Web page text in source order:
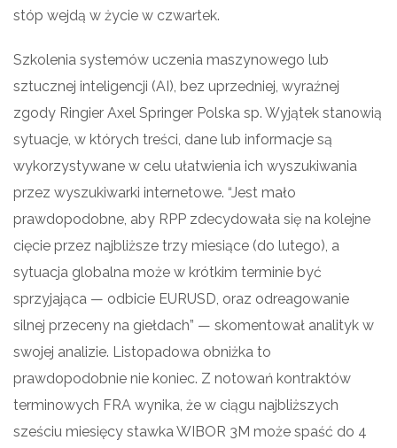
stóp wejdą w życie w czwartek.
Szkolenia systemów uczenia maszynowego lub
sztucznej inteligencji (AI), bez uprzedniej, wyraźnej
zgody Ringier Axel Springer Polska sp. Wyjątek stanowią
sytuacje, w których treści, dane lub informacje są
wykorzystywane w celu ułatwienia ich wyszukiwania
przez wyszukiwarki internetowe. “Jest mało
prawdopodobne, aby RPP zdecydowała się na kolejne
cięcie przez najbliższe trzy miesiące (do lutego), a
sytuacja globalna może w krótkim terminie być
sprzyjająca — odbicie EURUSD, oraz odreagowanie
silnej przeceny na giełdach” — skomentował analityk w
swojej analizie. Listopadowa obniżka to
prawdopodobnie nie koniec. Z notowań kontraktów
terminowych FRA wynika, że w ciągu najbliższych
sześciu miesięcy stawka WIBOR 3M może spaść do 4